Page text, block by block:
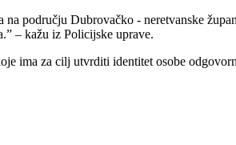
na području Dubrovačko - neretvanske
– kažu iz Policijske uprave.
ima za cilj utvrditi identitet osobe